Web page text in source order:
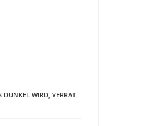
DUNKEL WIRD VERRAT